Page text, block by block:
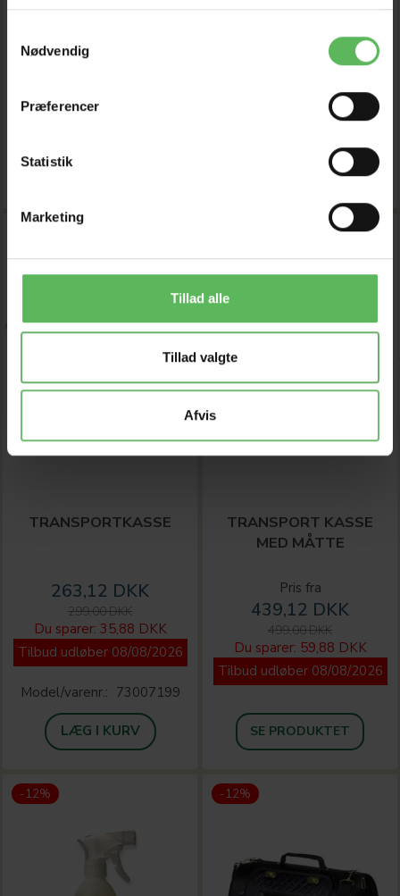
Nødvendig
Præferencer
Statistik
Marketing
Tillad alle
Tillad valgte
Afvis
189,00 DKK
LÆG I KURV
131,12 DKK
149,00 DKK
17,88 DKK
Tilbud udløber 08/08/2026
LÆG I KURV
TRANSPORTKASSE
263,12 DKK
299,00 DKK
Du sparer: 35,88 DKK
Tilbud udløber 08/08/2026
Model/varenr.: 73007199
LÆG I KURV
TRANSPORT KASSE
MED MÅTTE
Pris fra
439,12 DKK
499,00 DKK
Du sparer: 59,88 DKK
Tilbud udløber 08/08/2026
SE PRODUKTET
-12% -12%